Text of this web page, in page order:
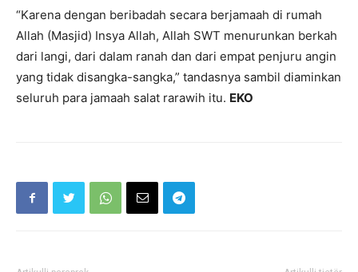
“Karena dengan beribadah secara berjamaah di rumah
Allah (Masjid) Insya Allah, Allah SWT menurunkan berkah
dari langi, dari dalam ranah dan dari empat penjuru angin
yang tidak disangka-sangka,” tandasnya sambil diaminkan
seluruh para jamaah salat rarawih itu. EKO